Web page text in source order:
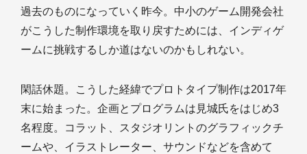
過去のものになっていく昨今。中小のゲーム開発会社
がこうした制作環境を取り戻すためには、インディゲ
ームに挑戦するしか道はないのかもしれない。
閑話休題。こうした経緯でプロトタイプ制作は2017年
末に始まった。企画とプログラムは見城氏をはじめ3
名程度。コラット、スタジオリントのグラフィックチ
ームや、イラストレーター、サウンドなどを含めて